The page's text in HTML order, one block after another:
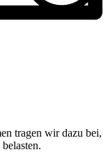
tragen wir dazu bei,